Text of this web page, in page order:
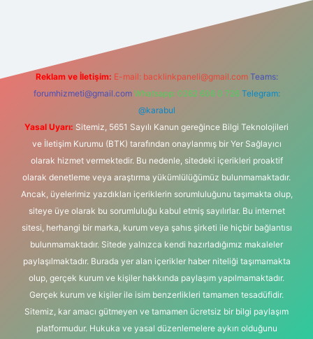
Reklam ve İletişim: E-mail: backlinkpaneli@gmail.com Teams:
forumhizmeti@gmail.com Whatsapp: 0262 606 0 726 Telegram:
@karabul
Yasal Uyarı: Sitemiz, 5651 Sayılı Kanun gereğince Bilgi Teknolojileri
ve İletişim Kurumu (BTK) tarafından onaylanmış bir Yer Sağlayıcı
olarak hizmet vermektedir. Bu nedenle, sitedeki içerikleri proaktif
olarak denetleme veya araştırma yükümlülüğümüz bulunmamaktadır.
Ancak, üyelerimiz yazdıkları içeriklerin sorumluluğunu taşımakta olup,
siteye üye olarak bu sorumluluğu kabul etmiş sayılırlar. Bu internet
sitesi, herhangi bir marka, kurum veya şahıs şirketi ile hiçbir bağlantısı
bulunmamaktadır. Sitede yalnızca kendi hazırladığımız makaleler
paylaşılmaktadır. Burada yer alan içerikler haber niteliği taşımamakta
olup, gerçek kurum ve kişiler hakkında paylaşım yapılmamaktadır.
Gerçek kurum ve kişiler ile isim benzerlikleri tamamen tesadüfidir.
Sitemiz, kar amacı gütmeyen ve tamamen ücretsiz bir bilgi paylaşım
platformudur. Hukuka ve yasal düzenlemelere aykırı olduğunu